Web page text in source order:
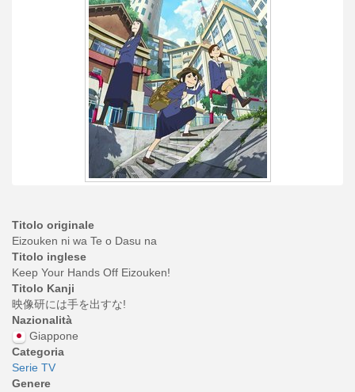
Titolo originale
Eizouken ni wa Te o Dasu na
Titolo inglese
Keep Your Hands Off Eizouken!
Titolo Kanji
映像研には手を出すな!
Nazionalità
Giappone
Categoria
Serie TV
Genere